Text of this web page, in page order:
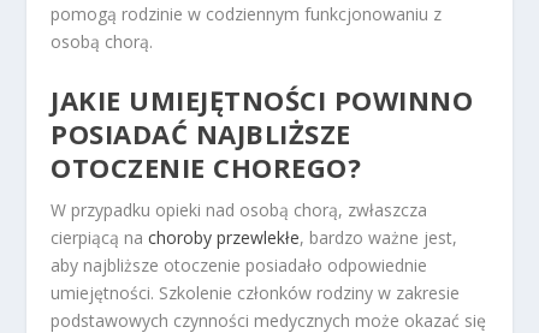
pomogą rodzinie w codziennym funkcjonowaniu z
osobą chorą.
JAKIE UMIEJĘTNOŚCI POWINNO
POSIADAĆ NAJBLIŻSZE
OTOCZENIE CHOREGO?
W przypadku opieki nad osobą chorą, zwłaszcza
cierpiącą nachoroby przewlekłe, bardzo ważne jest,
aby najbliższe otoczenie posiadało odpowiednie
umiejętności. Szkolenie członków rodziny w zakresie
podstawowych czynności medycznych może okazać się